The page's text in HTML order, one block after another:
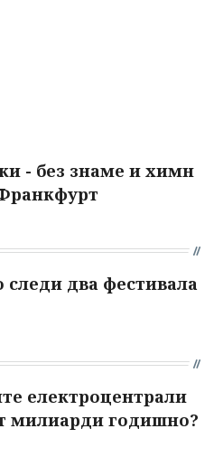
- без знаме и химн
два фестивала
електроцентрали
милиарди годишно?